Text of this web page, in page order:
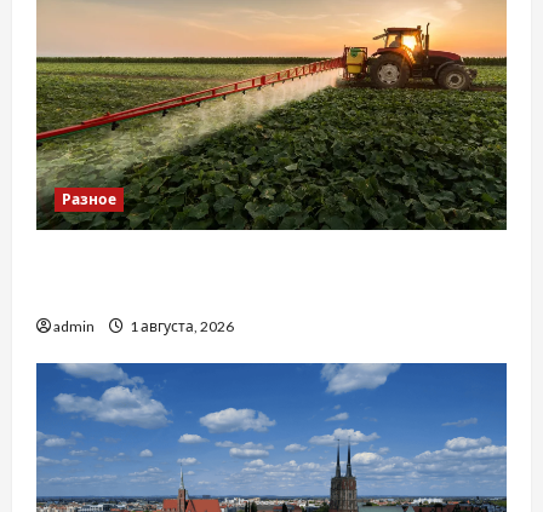
Разное
admin 1 августа, 2026